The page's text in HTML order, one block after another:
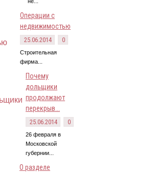
Операции с
недвижимостью
25.06.2014 0
Строительная
фирма...
Почему
дольщики
продолжают
перекрыв...
25.06.2014 0
26 февраля в
Московской
губернии...
О разделе